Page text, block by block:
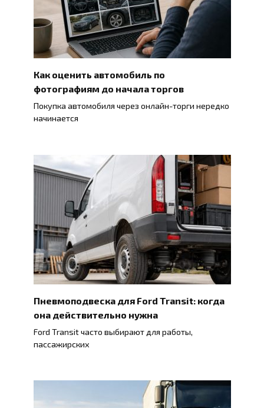
Как оценить автомобиль по
фотографиям до начала торгов
Покупка автомобиля через онлайн-торги нередко
начинается
Пневмоподвеска для Ford Transit: когда
она действительно нужна
Ford Transit часто выбирают для работы,
пассажирских